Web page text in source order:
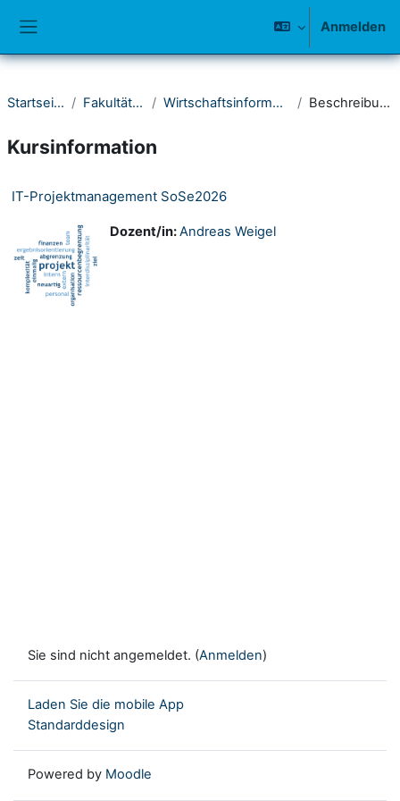
Anmelden
Startseite Fakultät III Wirtschaftsinformatik Beschreibung
Kursinformation
IT-Projektmanagement SoSe2026
Dozent/in:Andreas Weigel
Sie sind nicht angemeldet. (Anmelden)
Laden Sie die mobile App
Standarddesign
Powered by Moodle